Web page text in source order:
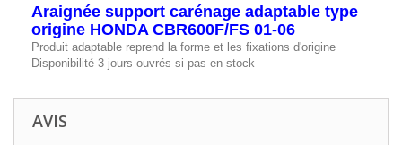
Araignée support carénage adaptable type
origine HONDA CBR600F/FS 01-06
Produit adaptable reprend la forme et les fixations d'origine
Disponibilité 3 jours ouvrés si pas en stock
AVIS